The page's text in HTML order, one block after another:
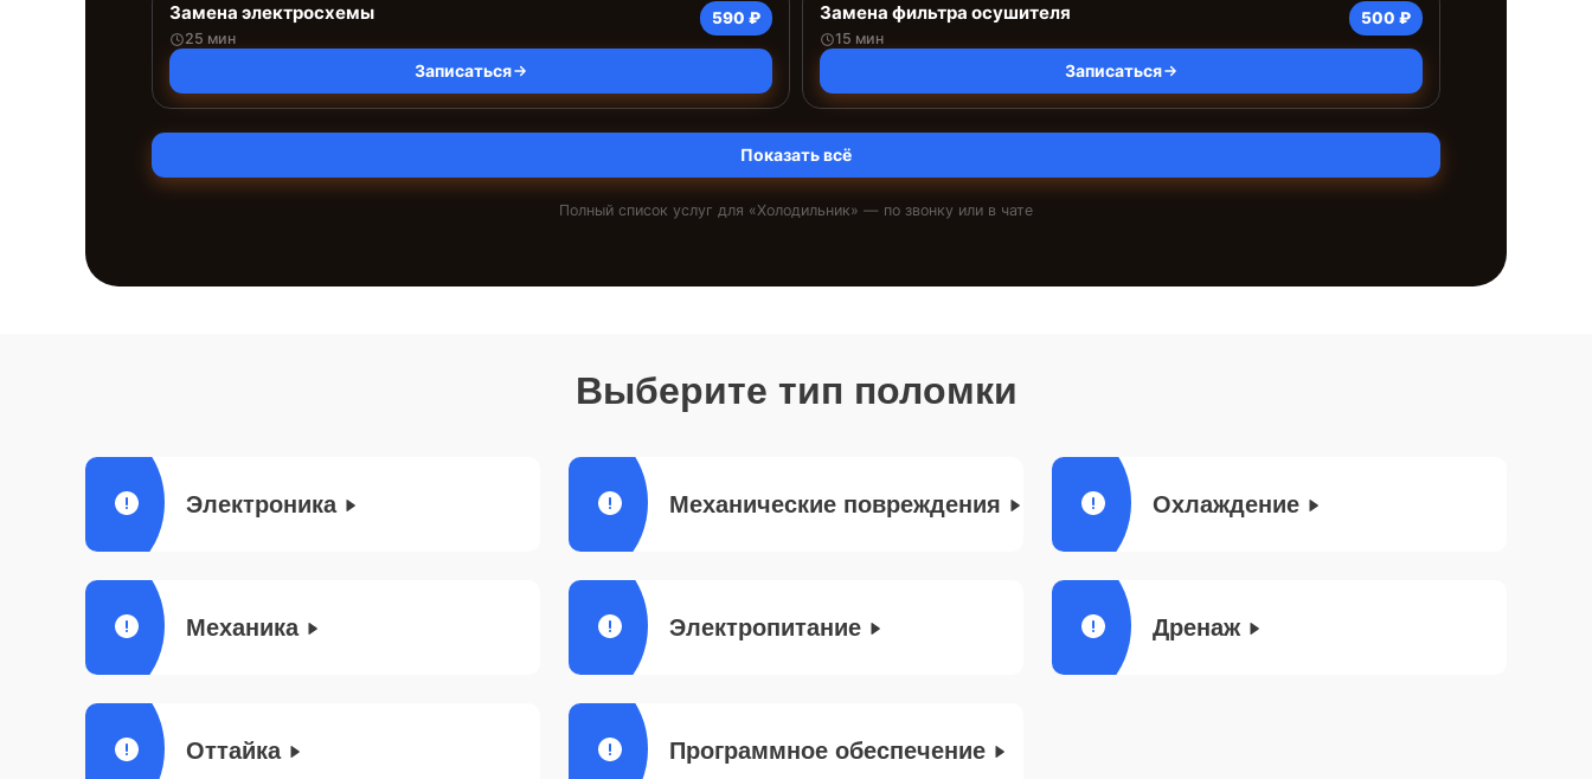
Замена электросхемы
25 мин
590 ₽
Записаться
Замена фильтра осушителя
15 мин
500 ₽
Записаться
Показать всё
Полный список услуг для «Холодильник» — по звонку или в чате
Выберите тип поломки
Электроника Механические повреждения Охлаждение
Механика Электропитание Дренаж
Оттайка Программное обеспечение